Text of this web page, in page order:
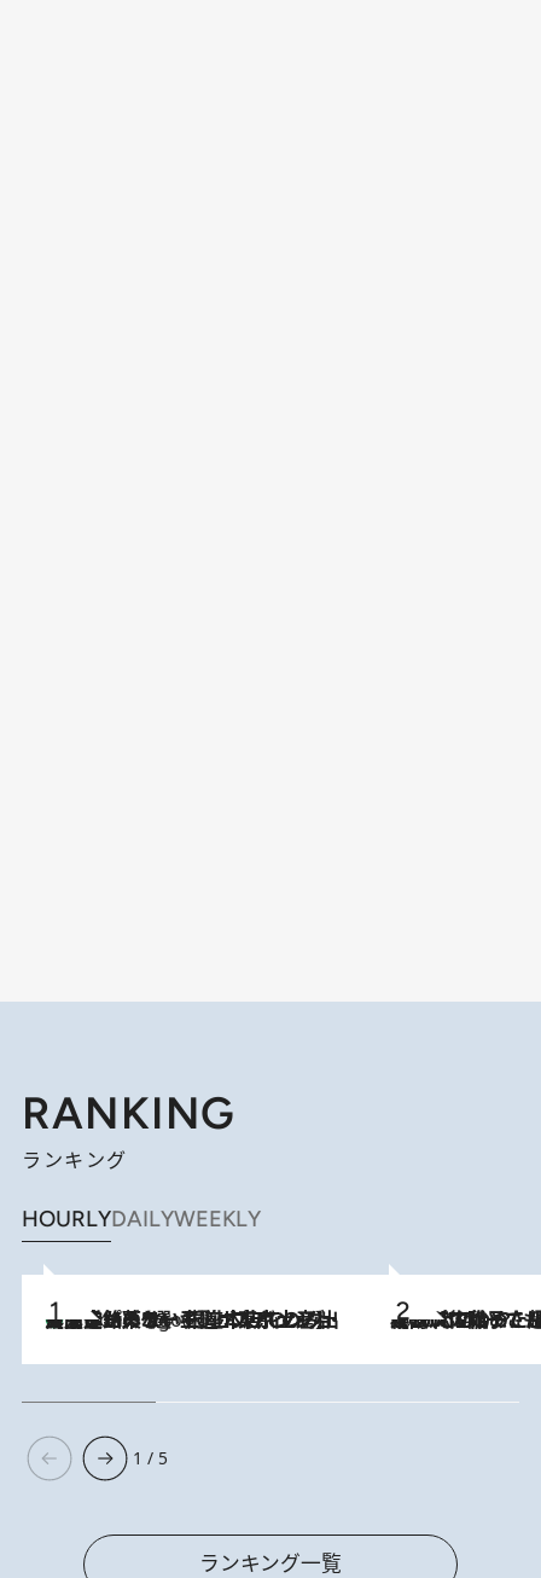
RANKING
ランキング
HOURLYDAILYWEEKLY
4 Hours Ago
【間違いのない王道・東京土産】資生堂パーラー 銀座本店でのみ出会える銘菓5選《極上プディング・濃厚チーズケーキ・ボンボンショコラほか》 2026.8.5
【阿川佐和子さんの年とる力】なぜ70代で始めた趣味は“こんなに楽しい”のか？ ピアノ、俳句…スランプに陥っても続けられる“ある秘訣”とは
1 / 5
ランキング一覧